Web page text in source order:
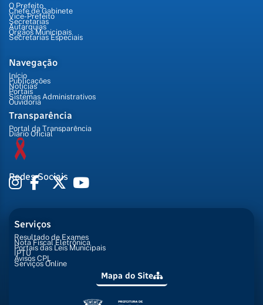
O Prefeito
Chefe de Gabinete
Vice-Prefeito
Secretarias
Autarquias
Órgãos Municipais
Secretarias Especiais
Navegação
Início
Publicações
Notícias
Portais
Sistemas Administrativos
Ouvidoria
Transparência
Portal da Transparência
Diário Oficial
Redes Sociais
Serviços
Resultado de Exames
Nota Fiscal Eletrônica
Portais das Leis Municipais
IPTU
Avisos CPL
Serviços Online
Mapa do Site